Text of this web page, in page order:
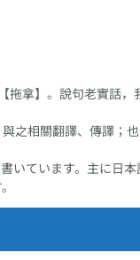
拿】。說句老實話
之相關翻譯、傳譯；
いています。主に日